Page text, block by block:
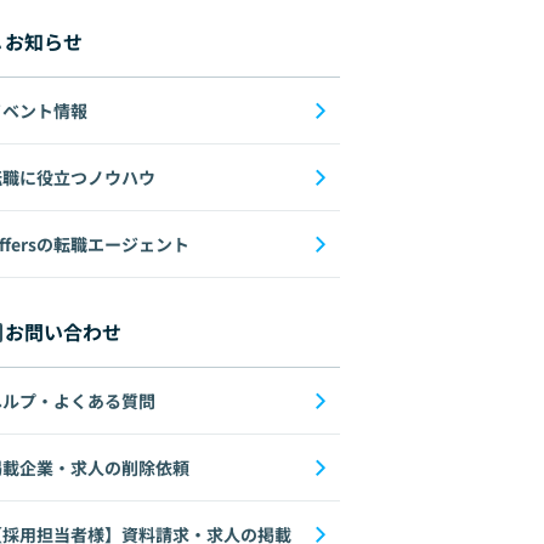
お知らせ
ント情報
に役立つノウハウ
の転職エージェント
お問い合わせ
プ・よくある質問
企業・求人の削除依頼
用担当者様】資料請求・求人の掲載